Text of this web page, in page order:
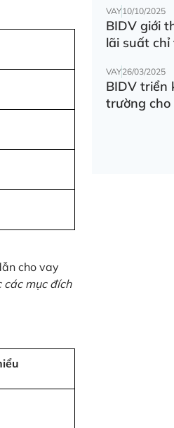
cho vay
các mục đích
VAY10/10/2025
BIDV giới
lãi suất
VAY26/03/2025
BIDV triển
trường